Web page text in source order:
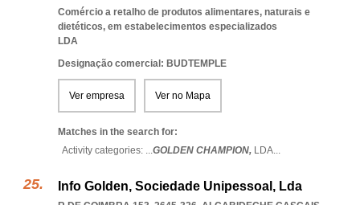
Comércio a retalho de produtos alimentares, naturais e
dietéticos, em estabelecimentos especializados
LDA
Designação comercial: BUDTEMPLE
Ver empresa Ver no Mapa
Matches in the search for:
Activity categories: ...GOLDEN CHAMPION, LDA...
Info Golden, Sociedade Unipessoal, Lda